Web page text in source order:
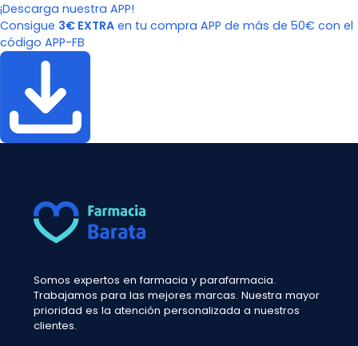
¡Descarga nuestra APP!
Consigue 3€ EXTRA en tu compra APP de más de 50€ con el
código APP-FB
Somos expertos en farmacia y parafarmacia.
Trabajamos para las mejores marcas. Nuestra mayor
prioridad es la atención personalizada a nuestros
clientes.